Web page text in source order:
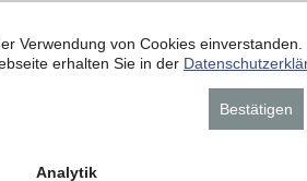
von hochlegierten Stählen.
Verwendung von Cookies einverstanden.
erhalten Sie in der
Bestätigen
Analytik